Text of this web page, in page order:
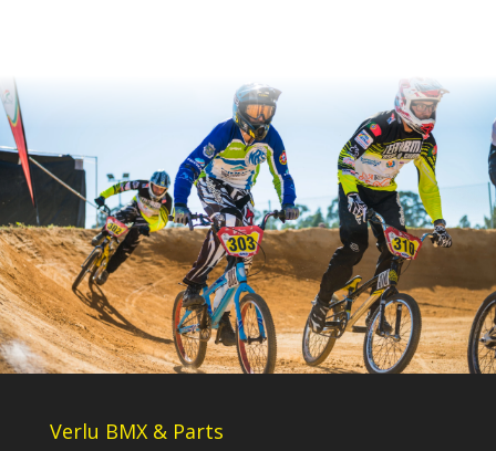
Verlu BMX & Parts